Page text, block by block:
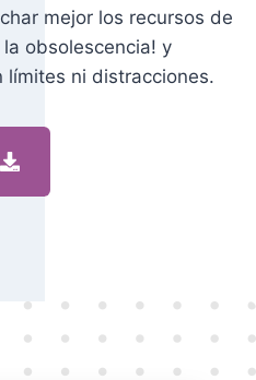
mejor los recursos de
obsolescencia! y
límites ni distracciones.